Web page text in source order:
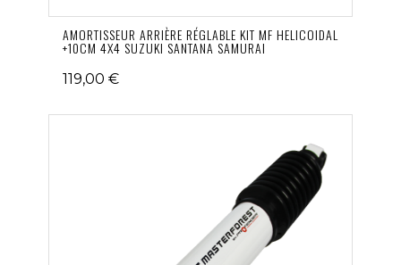
AMORTISSEUR ARRIÈRE RÉGLABLE KIT MF HELICOIDAL
+10CM 4X4 SUZUKI SANTANA SAMURAI
119,00 €